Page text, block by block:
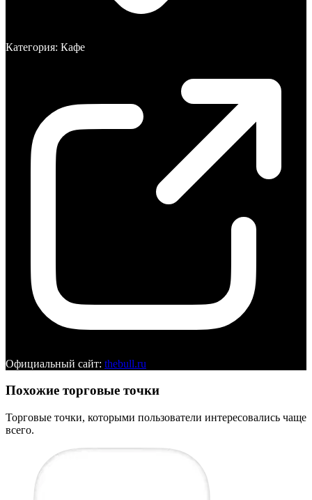
Категория: Кафе
Официальный сайт: thebull.ru
Похожие торговые точки
Торговые точки, которыми пользователи интересовались чаще
всего.